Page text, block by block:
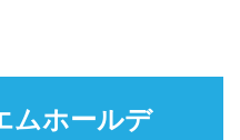
ムホールデ